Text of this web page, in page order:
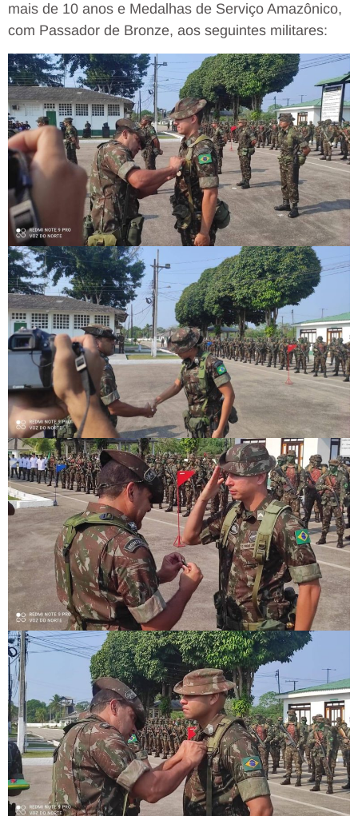
mais de 10 anos e Medalhas de Serviço Amazônico,
com Passador de Bronze, aos seguintes militares: